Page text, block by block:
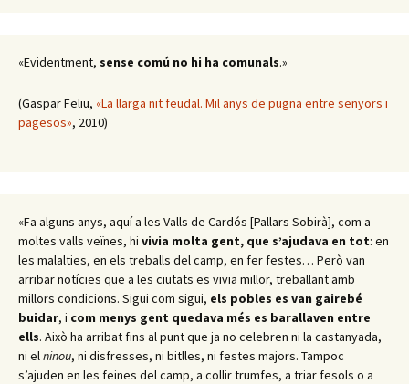
«Evidentment, sense comú no hi ha comunals.»
(Gaspar Feliu, «La llarga nit feudal. Mil anys de pugna entre senyors i
pagesos», 2010)
«Fa alguns anys, aquí a les Valls de Cardós [Pallars Sobirà], com a
moltes valls veïnes, hi vivia molta gent, que s’ajudava en tot: en
les malalties, en els treballs del camp, en fer festes… Però van
arribar notícies que a les ciutats es vivia millor, treballant amb
millors condicions. Sigui com sigui, els pobles es van gairebé
buidar, i com menys gent quedava més es barallaven entre
ells. Això ha arribat fins al punt que ja no celebren ni la castanyada,
ni elninou, ni disfresses, ni bitlles, ni festes majors. Tampoc
s’ajuden en les feines del camp, a collir trumfes, a triar fesols o a